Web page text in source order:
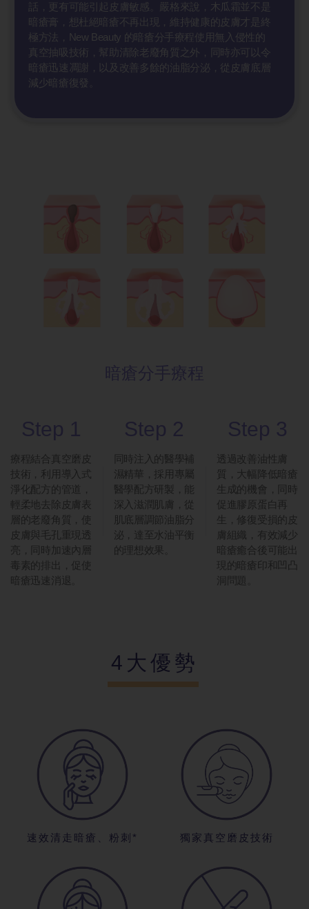
話，更有可能引起皮膚敏感。嚴格來說，木瓜霜並不是
暗瘡膏，想杜絕暗瘡不再出現，維持健康的皮膚才是終
極方法，New Beauty 的暗瘡分手療程使用無入侵性的
真空抽吸技術，幫助清除老廢角質之外，同時亦可以令
暗瘡迅速凋謝，以及改善多餘的油脂分泌，從皮膚底層
減少暗瘡復發。
暗瘡分手療程
Step 1
療程結合真空磨皮
技術，利用導入式
淨化配方的管道，
輕柔地去除皮膚表
層的老廢角質，使
皮膚與毛孔重現透
亮，同時加速內層
毒素的排出，促使
暗瘡迅速消退。
Step 2
同時注入的醫學補
濕精華，採用專屬
醫學配方研製，能
深入滋潤肌膚，從
肌底層調節油脂分
泌，達至水油平衡
的理想效果。
Step 3
透過改善油性膚
質，大幅降低暗瘡
生成的機會，同時
促進膠原蛋白再
生，修復受損的皮
膚組織，有效減少
暗瘡癒合後可能出
現的暗瘡印和凹凸
洞問題。
4大優勢
速效清走暗瘡 、粉刺* 獨家真空磨皮 技術